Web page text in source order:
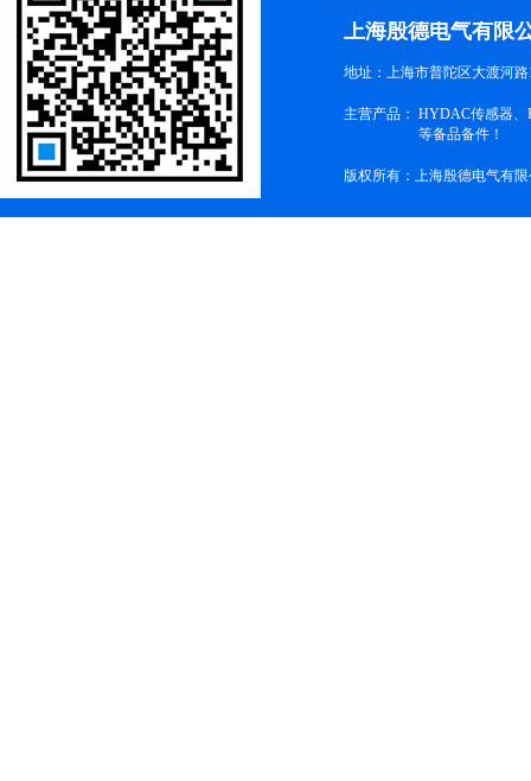
上海殷德电气有限
地址：上海市普陀区大渡河路
主营产品： HYDAC传感器、
等备品备件！
版权所有：上海殷德电气有